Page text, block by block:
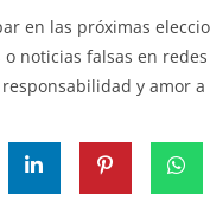
en las próximas
noticias falsas en
y amor